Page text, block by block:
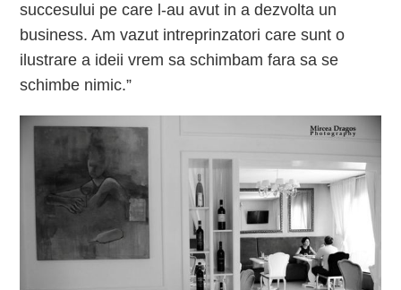
succesului pe care l-au avut in a dezvolta un
business. Am vazut intreprinzatori care sunt o
ilustrare a ideii vrem sa schimbam fara sa se
schimbe nimic.”